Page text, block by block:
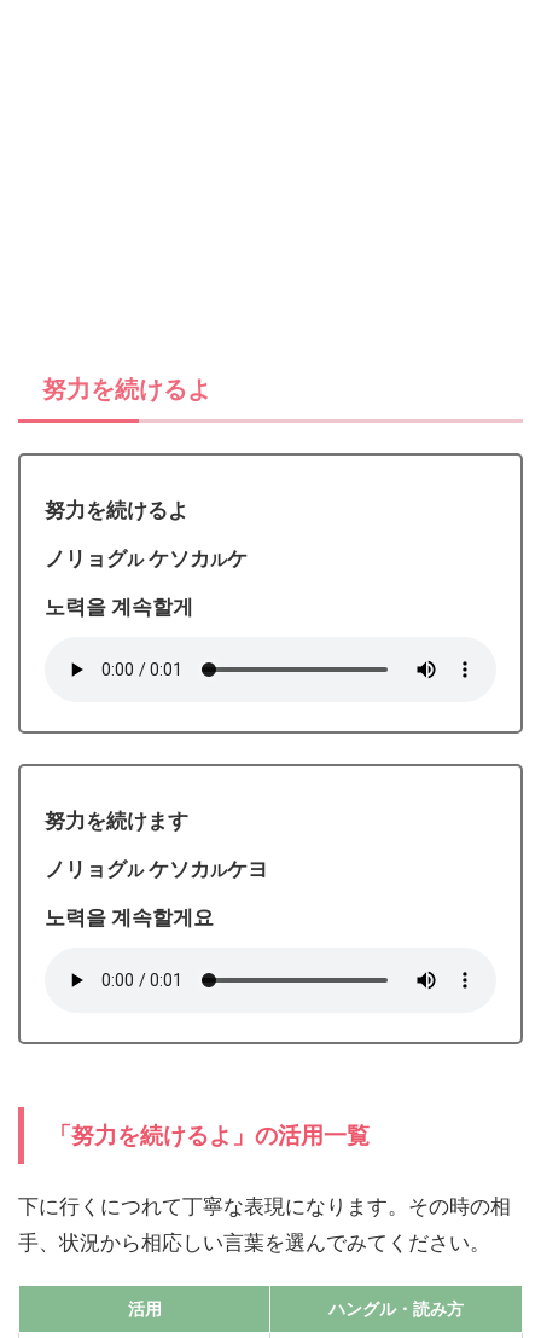
努力を続けるよ
努力を続けるよ
ノリョグルケソカルケ
노력을 계속할게
努力を続けます
ノリョグルケソカルケヨ
노력을 계속할게요
「努力を続けるよ」の活用一覧
下に行くにつれて丁寧な表現になります。その時の相
手、状況から相応しい言葉を選んでみてください。
活用 ハングル・読み方